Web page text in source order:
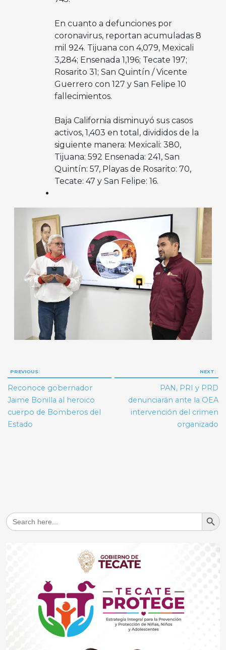
En cuanto a defunciones por
coronavirus, reportan acumuladas 8
mil 924. Tijuana con 4,079, Mexicali
3,284; Ensenada 1,196; Tecate 197;
Rosarito 31; San Quintín / Vicente
Guerrero con 127 y San Felipe 10
fallecimientos.
Baja California disminuyó sus casos
activos, 1,403 en total, divididos de la
siguiente manera: Mexicali: 380,
Tijuana: 592 Ensenada: 241, San
Quintín: 57, Playas de Rosarito: 70,
Tecate: 47 y San Felipe: 16.
Navegación
de
entradas
PREVIOUS:
Reconoce gobernador
Jaime Bonilla al heroico
cuerpo de Bomberos del
Estado
NEXT:
PAN, PRI y PRD
denunciarán ante la OEA
intervención del crimen
organizado
Search
for:
Search